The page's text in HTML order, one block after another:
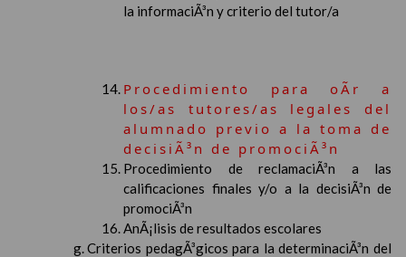
la informaciÃ³n y criterio del tutor/a
Procedimiento para oÃ­r a
los/as tutores/as legales del
alumnado previo a la toma de
decisiÃ³n de promociÃ³n
Procedimiento de reclamaciÃ³n a las
calificaciones finales y/o a la decisiÃ³n de
promociÃ³n
AnÃ¡lisis de resultados escolares
Criterios pedagÃ³gicos para la determinaciÃ³n del